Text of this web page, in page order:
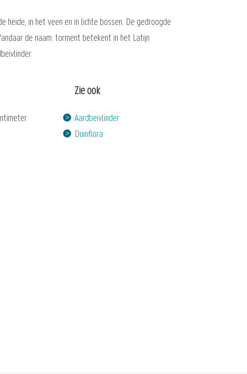
heide, in het veen en in lichte bossen. De gedroogde
de naam: torment betekent in het Latijn
Zie ook
Aardbeivlinder
Duinflora